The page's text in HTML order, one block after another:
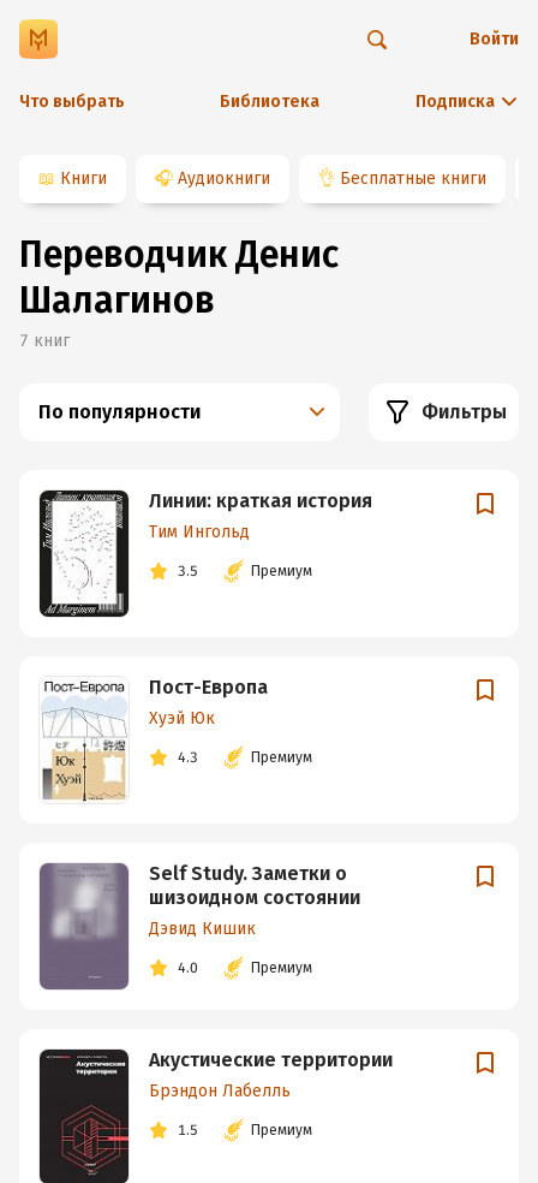
Что выбрать Библиотека Подписка
Войти
📖 Книги 🎧 Аудиокниги 👌 Бесплатные книги
Переводчик Денис
Шалагинов
7 книг
По популярности Фильтры
Линии: краткая история
Тим Ингольд
3.5 Премиум
Пост-Европа
Хуэй Юк
4.3 Премиум
Self Study. Заметки о
шизоидном состоянии
Дэвид Кишик
4.0 Премиум
Акустические территории
Брэндон Лабелль
1.5 Премиум